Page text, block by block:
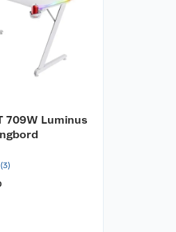
709W Luminus
(3)